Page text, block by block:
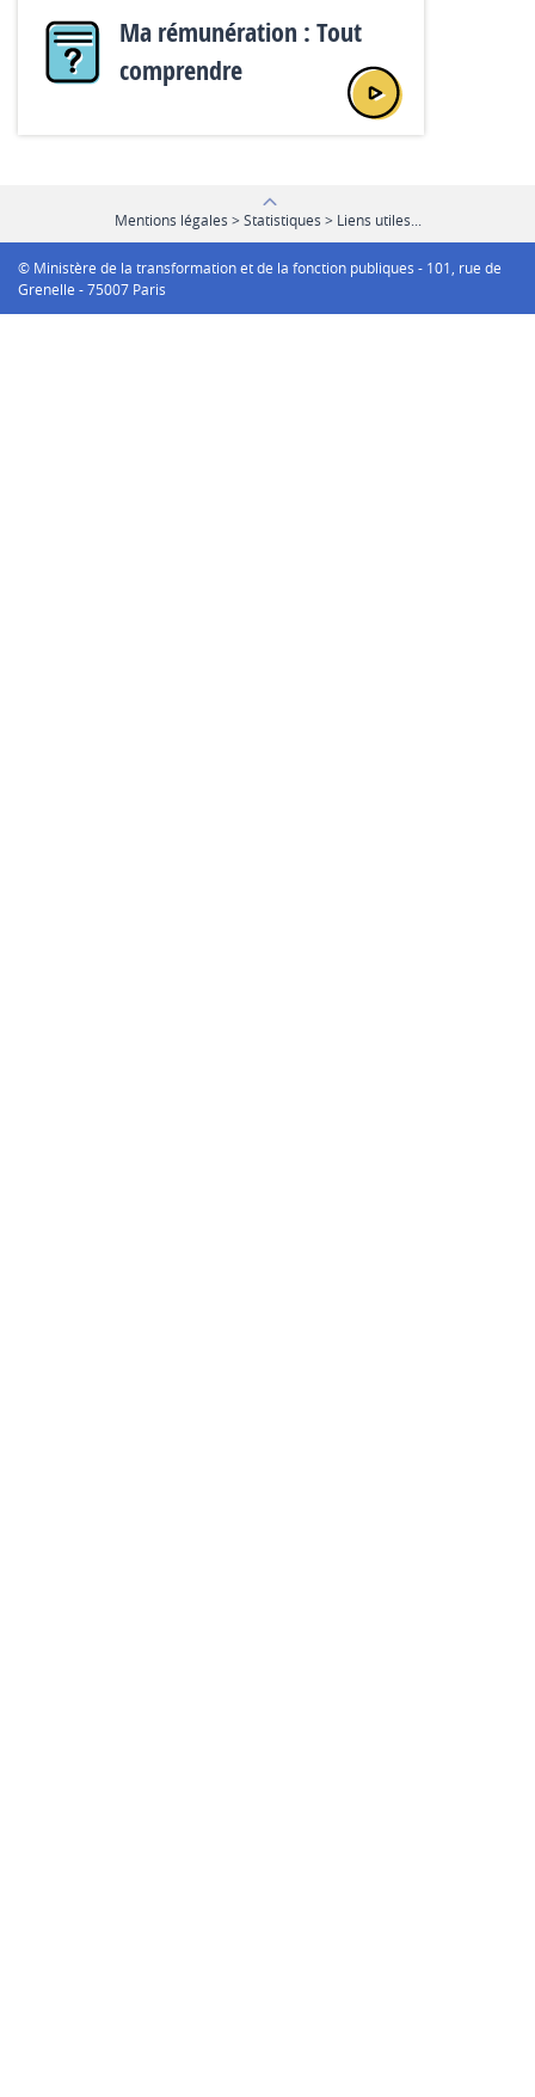
Ma rémunération : Tout
comprendre
Mentions légales > Statistiques > Liens utiles...
© Ministère de la transformation et de la fonction publiques - 101, rue de
Grenelle - 75007 Paris